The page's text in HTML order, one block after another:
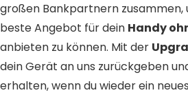
großen Bankpartnern zusammen,
beste Angebot für dein Handy
anbieten zu können. Mit der
dein Gerät an uns zurückgeben
erhalten, wenn du wieder ein